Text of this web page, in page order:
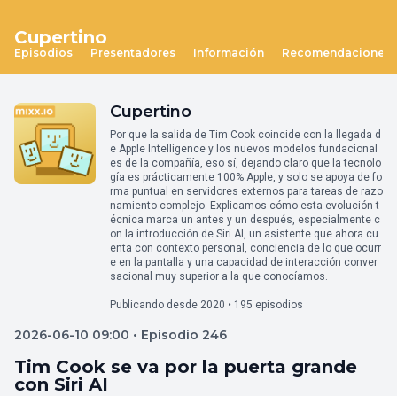
Cupertino
Episodios Presentadores Información Recomendaciones
Cupertino
Por que la salida de Tim Cook coincide con la llegada d
e Apple Intelligence y los nuevos modelos fundacional
es de la compañía, eso sí, dejando claro que la tecnolo
gía es prácticamente 100% Apple, y solo se apoya de fo
rma puntual en servidores externos para tareas de razo
namiento complejo. Explicamos cómo esta evolución t
écnica marca un antes y un después, especialmente c
on la introducción de Siri AI, un asistente que ahora cu
enta con contexto personal, conciencia de lo que ocurr
e en la pantalla y una capacidad de interacción conver
sacional muy superior a la que conocíamos.
Publicando desde 2020 • 195 episodios
2026-06-10 09:00 • Episodio 246
Tim Cook se va por la puerta grande
con Siri AI